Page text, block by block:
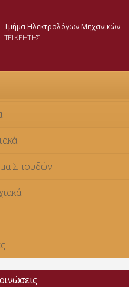
κυρίως
Τμήμα Ηλεκτρολόγων Μηχανικών
ΤΕΙ ΚΡΗΤΗΣ
Σπουδών